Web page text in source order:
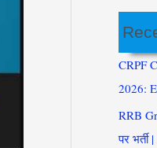
CRPF
2026:
RRB
पर